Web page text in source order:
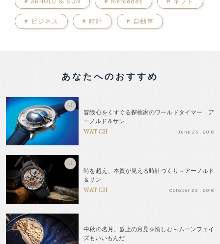
# ビジネス # 時計 # 自動車
あなたへのおすすめ
AD
冒険心をくすぐる探検家のワールドタイマー ア
ーノルド＆サン
WATCH June 25 . 2018
AD
時を超え、本質が見える時計づくり～アーノルド
＆サン
WATCH October 22 . 2018
中秋の名月、盤上の月見を愉しむ～ムーンフェイ
ズもいいもんだ